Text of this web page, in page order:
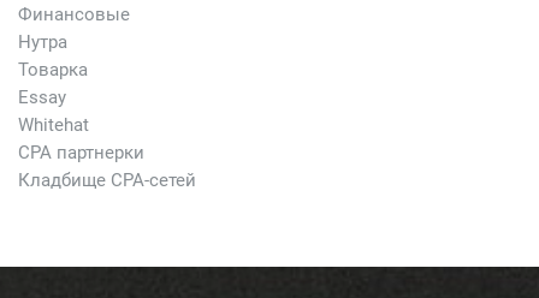
Финансовые
Нутра
Товарка
Essay
Whitehat
CPA партнерки
Кладбище CPA-сетей